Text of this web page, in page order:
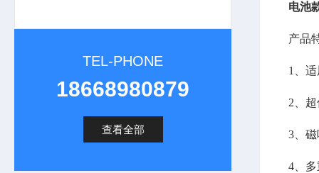
TEL-PHONE
18668980879
查看全部
电池
产品
1、
2、
3、
4、